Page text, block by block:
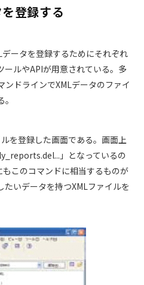
登録する
ータを登録するためにそれぞれ
ールやAPIが用意されている。多
ンドラインでXMLデータのファイ
を登録した画面である。画面上
」となっているの
このコマンドに相当するものが
いデータを持つXMLファイルを